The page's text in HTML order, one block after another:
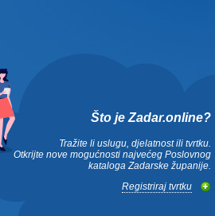
Što je Zadar.online?
Tražite li uslugu, djelatnost ili tvrtku.
Otkrijte nove mogućnosti najvećeg Poslovnog
kataloga Zadarske županije.
Registriraj tvrtku